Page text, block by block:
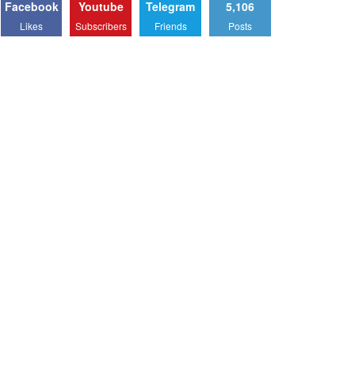
Facebook
Likes
Youtube
Subscribers
Telegram
Friends
5,106
Posts